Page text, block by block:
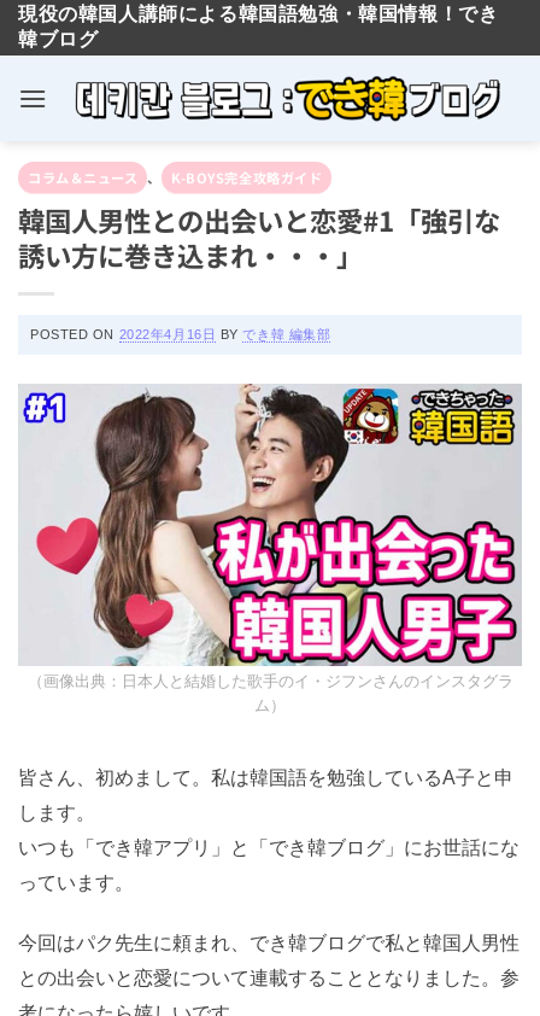
content
現役の韓国人講師による韓国語勉強・韓国情報！でき
韓ブログ
コラム＆ニュース 、 K-BOYS完全攻略ガイド
韓国人男性との出会いと恋愛#1「強引な
誘い方に巻き込まれ・・・」
POSTED ON 2022年4月16日 BY でき韓 編集部
（画像出典：日本人と結婚した歌手のイ・ジフンさんのインスタグ
ラム）
皆さん、初めまして。私は韓国語を勉強しているA子と
申します。
いつも「でき韓アプリ」と「でき韓ブログ」にお世話に
なっています。
今回はパク先生に頼まれ、でき韓ブログで私と韓国人男
性との出会いと恋愛について連載することとなりまし
た。参考になったら嬉しいです。
合格率90％以上！TOPIK
の神と最強コスパの対策
講座
【2026年10月試験】TOPIKの神 クォン先生のトピック対策講座
（オンライングループ）10回で高得点と合格を目指せ！
実績と詳細はタップ★（Ⓧを押すと、もう出ませ
ん）
×